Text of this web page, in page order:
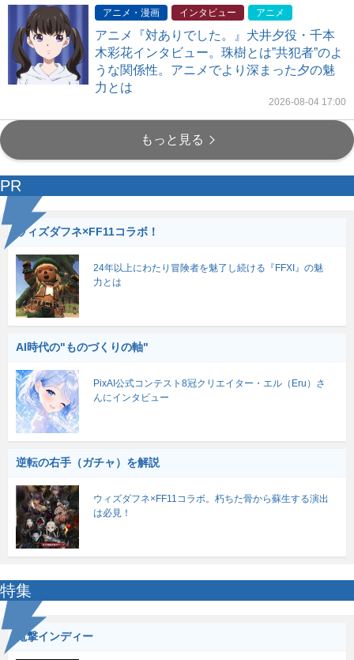
アニメ・漫画 インタビュー アニメ
アニメ『対ありでした。』犬井夕役・千本
木彩花インタビュー。珠樹とは”共犯者”のよ
うな関係性。アニメでより深まった夕の魅
力とは
2026-08-04 17:00
もっと見る
PR
ウィズダフネ×FF11コラボ！
24年以上にわたり冒険者を魅了し続ける『FFXI』の魅
力とは
AI時代の"ものづくりの軸"
PixAI公式コンテスト8冠クリエイター・エル（Eru）さ
んにインタビュー
逆転の右手（ガチャ）を解説
ウィズダフネ×FF11コラボ。朽ちた骨から蘇生する演出
は必見！
特集
電撃インディー